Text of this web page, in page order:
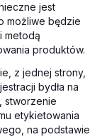
jest
możliwe będzie
metodą
produktów.
z jednej strony,
bydła na
stworzenie
etykietowania
na podstawie